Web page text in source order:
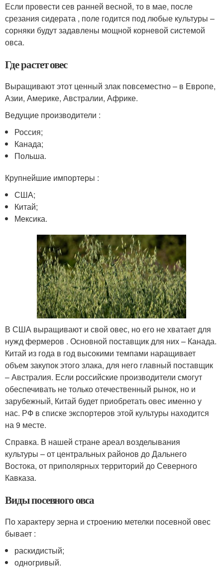
Если провести сев ранней весной, то в мае, после
срезания сидерата , поле годится под любые культуры –
сорняки будут задавлены мощной корневой системой
овса.
Где растет овес
Выращивают этот ценный злак повсеместно – в Европе,
Азии, Америке, Австралии, Африке.
Ведущие производители :
Россия;
Канада;
Польша.
Крупнейшие импортеры :
США;
Китай;
Мексика.
В США выращивают и свой овес, но его не хватает для
нужд фермеров . Основной поставщик для них – Канада.
Китай из года в год высокими темпами наращивает
объем закупок этого злака, для него главный поставщик
– Австралия. Если российские производители смогут
обеспечивать не только отечественный рынок, но и
зарубежный, Китай будет приобретать овес именно у
нас. РФ в списке экспортеров этой культуры находится
на 9 месте.
Справка. В нашей стране ареал возделывания
культуры – от центральных районов до Дальнего
Востока, от приполярных территорий до Северного
Кавказа.
Виды посевного овса
По характеру зерна и строению метелки посевной овес
бывает :
раскидистый;
одногривый.